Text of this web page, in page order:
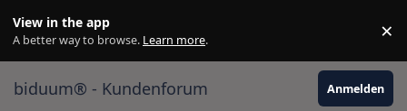
View in the app
A better way to browse. Learn more. ×
biduum® - Kundenforum Anmelden